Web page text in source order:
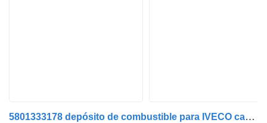
5801333178 depósito de combustible para IVECO camión